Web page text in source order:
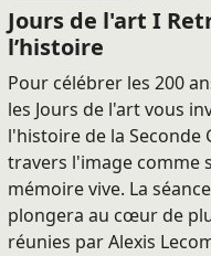
Jours de l'art I
l’histoire
Pour célébrer les 200
les Jours de l'art vous
l'histoire de la Seconde
travers l'image comme
mémoire vive. La
plongera au cœur de
réunies par Alexis